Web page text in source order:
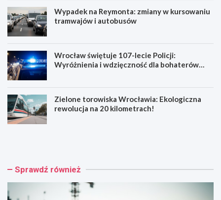
Wypadek na Reymonta: zmiany w kursowaniu
tramwajów i autobusów
Wrocław świętuje 107-lecie Policji:
Wyróżnienia i wdzięczność dla bohaterów
Zielone torowiska Wrocławia: Ekologiczna
rewolucja na 20 kilometrach!
R
a
a
W
e
a
Sprawdź również